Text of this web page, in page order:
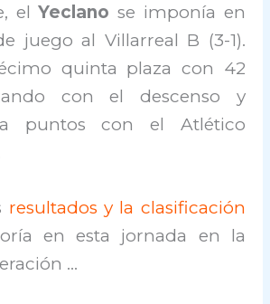
elYeclanose imponía en
juego al Villarreal B (3-1).
quinta plaza con 42
con el descenso y
puntos con el Atlético
resultados y la clasificación
en esta jornada en la
…